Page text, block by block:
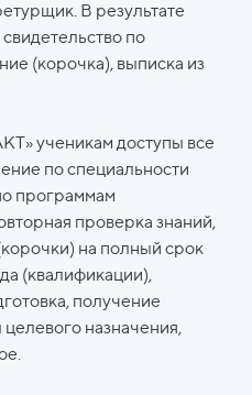
В результате
по
(корочка), выписка из
ученикам доступы все
по специальности
программам
проверка знаний,
на полный срок
(квалификации),
получение
целевого назначения,